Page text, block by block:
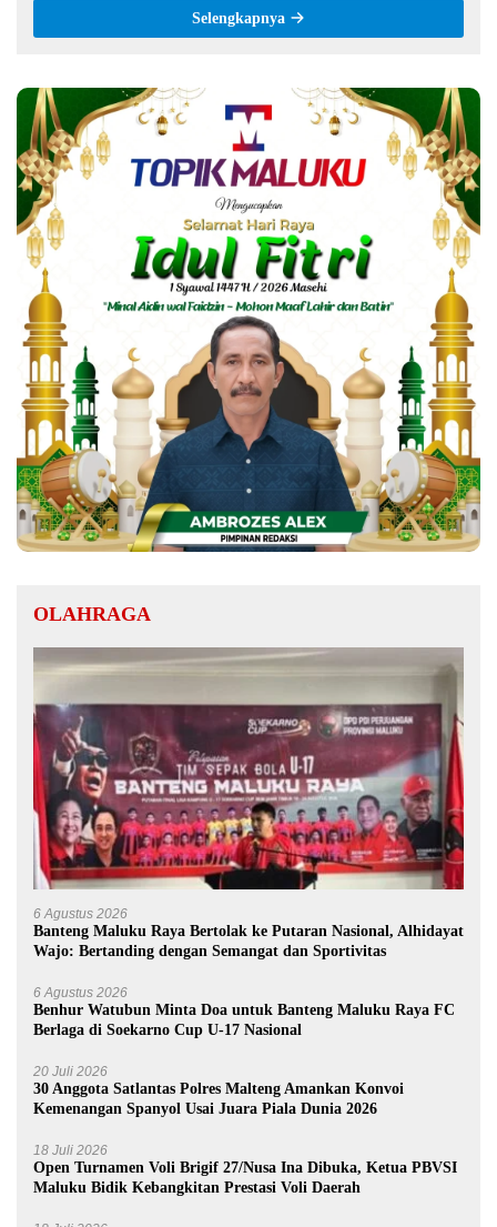
Selengkapnya
OLAHRAGA
6 Agustus 2026
Banteng Maluku Raya Bertolak ke Putaran Nasional, Alhidayat
Wajo: Bertanding dengan Semangat dan Sportivitas
6 Agustus 2026
Benhur Watubun Minta Doa untuk Banteng Maluku Raya FC
Berlaga di Soekarno Cup U-17 Nasional
20 Juli 2026
30 Anggota Satlantas Polres Malteng Amankan Konvoi
Kemenangan Spanyol Usai Juara Piala Dunia 2026
18 Juli 2026
Open Turnamen Voli Brigif 27/Nusa Ina Dibuka, Ketua PBVSI
Maluku Bidik Kebangkitan Prestasi Voli Daerah